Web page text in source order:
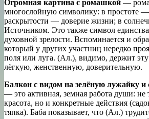
Огромная картина с ромашкой —
многослойную символику: в простоте
раскрытости — доверие жизни; в
Источником. Это также символ
духовной зрелости. Вспоминается и
который у других участниц нередко
поля или луга. (Ал.), видимо, держит
лёгкую, женственную, доверительную.
Балкон с видом на зелёную лужайку и
— это активная, земная работа души: не
красота, но и конкретные действия
тяпка). Баба показывает, что (Ал.)